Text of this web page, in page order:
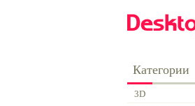
Категории
3D